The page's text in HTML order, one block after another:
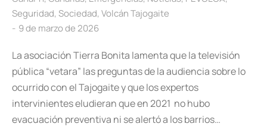
Seguridad, Sociedad, Volcán Tajogaite
9 de marzo de 2026
La asociación Tierra Bonita lamenta que la televisión
pública “vetara” las preguntas de la audiencia sobre lo
ocurrido con el Tajogaite y que los expertos
intervinientes eludieran que en 2021 no hubo
evacuación preventiva ni se alertó a los barrios…